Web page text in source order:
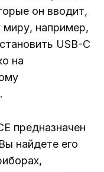
он вводит,
миру, например,
USB-C
на
предназначен
найдете его